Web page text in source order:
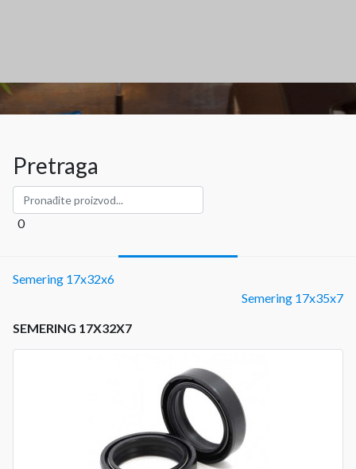
Pretraga
0
Semering 17x32x6
Semering 17x35x7
SEMERING 17X32X7